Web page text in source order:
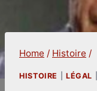
Home / Histoire /
HISTOIRE LÉGAL